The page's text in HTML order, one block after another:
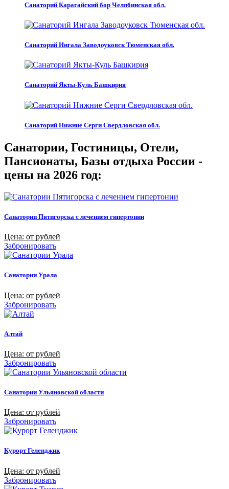
Санаторий Карагайский бор Челябинская обл.
Санаторий Ингала Заводоуковск Тюменская обл.
Санаторий Якты-Куль Башкирия
Санаторий Нижние Серги Свердловская обл.
Санатории, Гостиницы, Отели,
Пансионаты, Базы отдыха России -
цены на 2026 год:
Санатории Пятигорска с лечением гипертонии
Цена: от рублей
Забронировать
Санатории Урала
Цена: от рублей
Забронировать
Алтай
Цена: от рублей
Забронировать
Санатории Ульяновской области
Цена: от рублей
Забронировать
Курорт Геленджик
Цена: от рублей
Забронировать